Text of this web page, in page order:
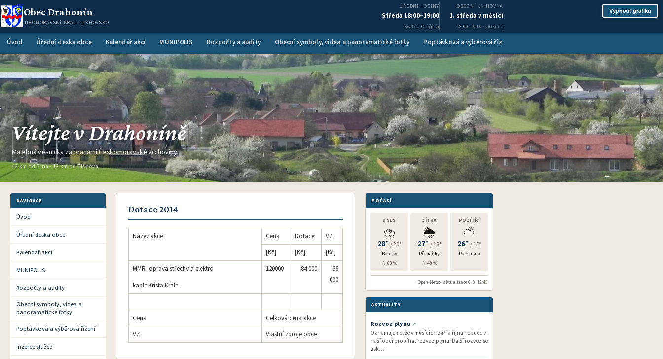
Vypnout grafiku
Obec Drahonín
JIHOMORAVSKÝ KRAJ · TIŠNOVSKO
ÚŘEDNÍ HODINY
Středa 18:00–19:00
Svátek: Oldřiška
OBECNÍ KNIHOVNA
1. středa v měsíci
18:00–19:00 · více info
Úvod Úřední deska obce Kalendář akcí MUNIPOLIS Rozpočty a audity Obecní symboly, videa a panoramatické fotky Poptávková a výběrová řízení
Vítejte v Drahoníně
Malebná vesnička za branami Českomoravské vrchoviny
42 km od Brna · 18 km od Tišnova
NAVIGACE
Úvod
Úřední deska obce
Kalendář akcí
MUNIPOLIS
Rozpočty a audity
Obecní symboly, videa a
panoramatické fotky
Poptávková a výběrová řízení
Inzerce služeb
Dotace 2014
Název akce Cena Dotace
VZ
[Kč]
[Kč]
[Kč]
MMR- oprava střechy a elektro
kaple Krista Krále
120000 84 000
36
000
Cena
Celková cena akce
VZ
Vlastní zdroje obce
POČASÍ
DNES
⛈️
28° / 20°
Bouřky
💧 83 %
ZÍTRA
🌦️
27° / 18°
Přeháňky
💧 48 %
POZÍTŘÍ
⛅
26° / 15°
Polojasno
Open-Meteo · aktualizace 6. 8. 12:45
AKTUALITY
Rozvoz plynu
Oznamujeme, že v měsících září a říjnu nebude v
naší obci probíhat rozvoz plynu. Další rozvoz se
usk…